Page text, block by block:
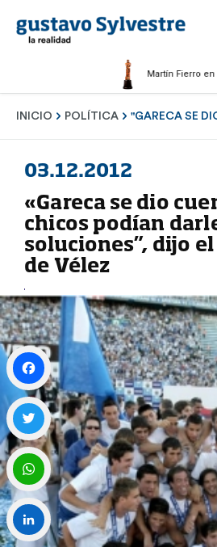
Martín Fierro en radio
INICIO POLÍTICA "GARECA SE
03.12.2012
«Gareca se dio
chicos podían
soluciones”, dijo
de Vélez
Facebook
Twitter
WhatsApp